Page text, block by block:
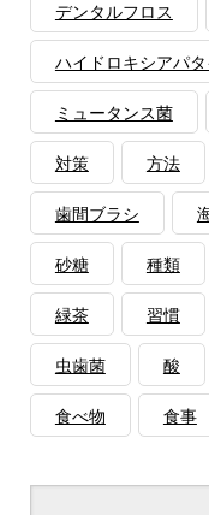
デンタルフロス
ハイドロキシアパタ
ミュータンス菌
対策 方法
歯間ブラシ
砂糖 種類
緑茶 習慣
虫歯菌 酸
食べ物 食事